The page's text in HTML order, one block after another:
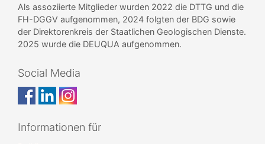
Als assoziierte Mitglieder wurden 2022 die DTTG und die
FH-DGGV aufgenommen, 2024 folgten der BDG sowie
der Direktorenkreis der Staatlichen Geologischen Dienste.
2025 wurde die DEUQUA aufgenommen.
Social Media
Informationen für